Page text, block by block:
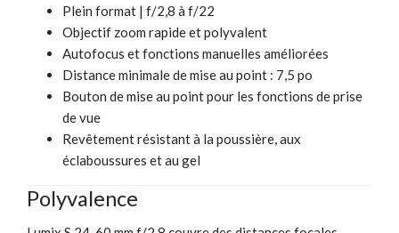
Plein format | f/2,8 à f/22
Objectif zoom rapide et polyvalent
Autofocus et fonctions manuelles améliorées
Distance minimale de mise au point : 7,5 po
Bouton de mise au point pour les fonctions de prise
de vue
Revêtement résistant à la poussière, aux
éclaboussures et au gel
Polyvalence